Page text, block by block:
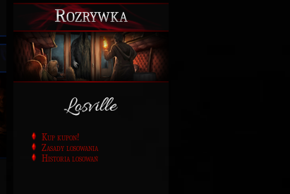
Rozrywka
Kup kupon!
Zasady losowania
Historia losowań